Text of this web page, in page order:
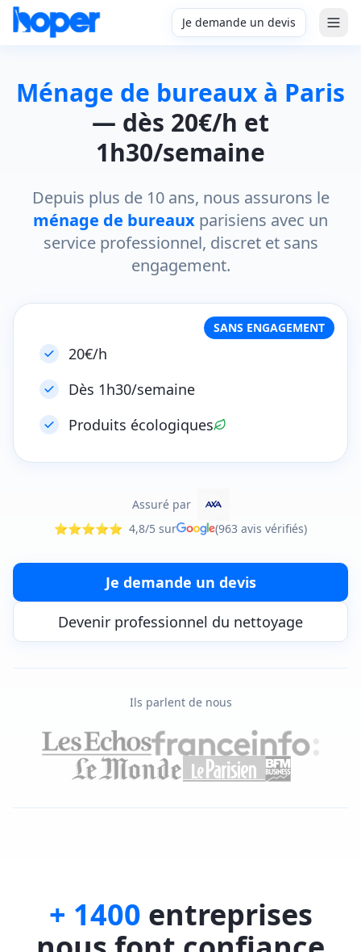
Je demande un devis
Ménage de bureaux à Paris
— dès 20€/h et
1h30/semaine
Depuis plus de 10 ans, nous assurons le
ménage de bureaux parisiens avec un
service professionnel, discret et sans
engagement.
SANS ENGAGEMENT
20€/h
Dès 1h30/semaine
Produits écologiques
Assuré par
⭐⭐⭐⭐⭐ 4,8/5 sur (963 avis vérifiés)
Je demande un devis
Devenir professionnel du nettoyage
Ils parlent de nous
+ 1400 entreprises